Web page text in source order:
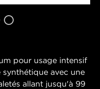
pour usage intensif
avec une
allant jusqu'à 99